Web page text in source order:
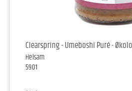
Clearspring - Umeboshi Puré -
Helsam
5901